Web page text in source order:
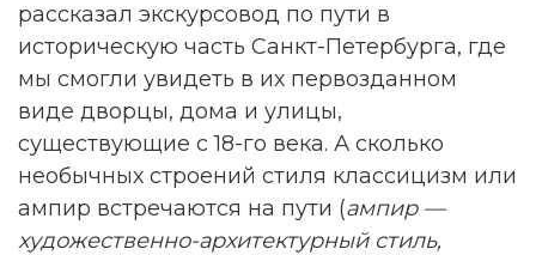
рассказал экскурсовод по пути в
историческую часть Санкт-Петербурга, где
мы смогли увидеть в их первозданном
виде дворцы, дома и улицы,
существующие с 18-го века. А сколько
необычных строений стиля классицизм или
ампир встречаются на пути (ампир —
художественно-архитектурный стиль,